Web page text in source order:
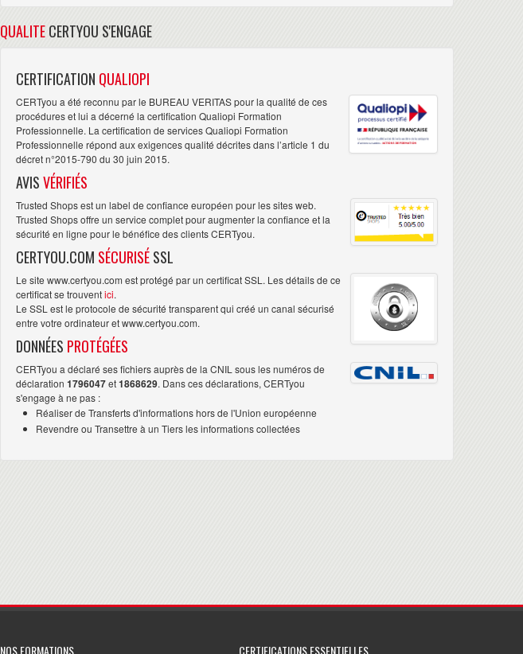
QUALITECERTYOU S'ENGAGE
CERTIFICATION QUALIOPI
CERTyou a été reconnu par le BUREAU VERITAS pour la qualité de ces
procédures et lui a décerné la certification Qualiopi Formation
Professionnelle. La certification de services Qualiopi Formation
Professionnelle répond aux exigences qualité décrites dans l’article 1 du
décret n°2015-790 du 30 juin 2015.
AVISVÉRIFIÉS
Trusted Shops est un label de confiance européen pour les sites web.
Trusted Shops offre un service complet pour augmenter la confiance et la
sécurité en ligne pour le bénéfice des clients CERTyou.
CERTYOU.COM SÉCURISÉSSL
Le site www.certyou.com est protégé par un certificat SSL. Les détails de ce
certificat se trouventici.
Le SSL est le protocole de sécurité transparent qui créé un canal sécurisé
entre votre ordinateur et www.certyou.com.
DONNÉES PROTÉGÉES
CERTyou a déclaré ses fichiers auprès de la CNIL sous les numéros de
déclaration 1796047et1868629. Dans ces déclarations, CERTyou
s'engage à ne pas :
Réaliser de Transferts d'informations hors de l'Union européenne
Revendre ou Transettre à un Tiers les informations collectées
NOS FORMATIONS CERTIFICATIONS ESSENTIELLES